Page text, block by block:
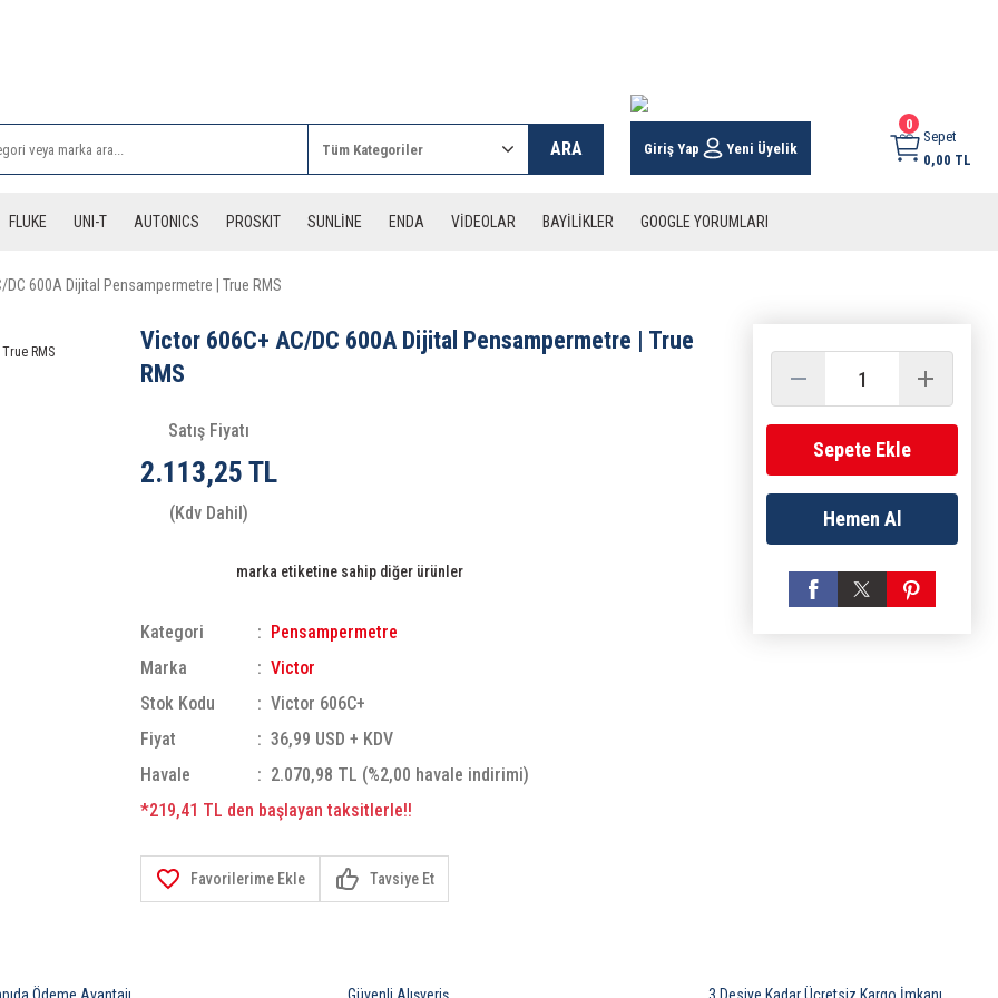
ARA Giriş Yap Yeni Üyelik
0
Sepet
0,00 TL
FLUKE UNI-T AUTONICS PROSKIT SUNLİNE ENDA VİDEOLAR BAYİLİKLER GOOGLE YORUMLARI
600A Dijital Pensampermetre | True RMS
Victor 606C+ AC/DC 600A Dijital Pensampermetre | True
RMS
Satış Fiyatı
2.113,25 TL
(Kdv Dahil)
marka etiketine sahip diğer ürünler
Kategori
Pensampermetre
Marka
Victor
Stok Kodu
Victor 606C+
Fiyat
36,99 USD + KDV
Havale
2.070,98 TL (%2,00 havale indirimi)
*219,41 TL den başlayan taksitlerle!!
Tavsiye Et
Sepete Ekle
Hemen Al